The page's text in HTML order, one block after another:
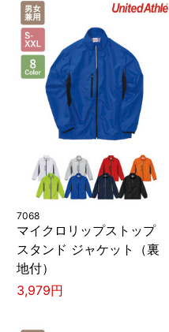
7068
マイクロリップストップ
スタンド ジャケット（裏
地付）
3,979円